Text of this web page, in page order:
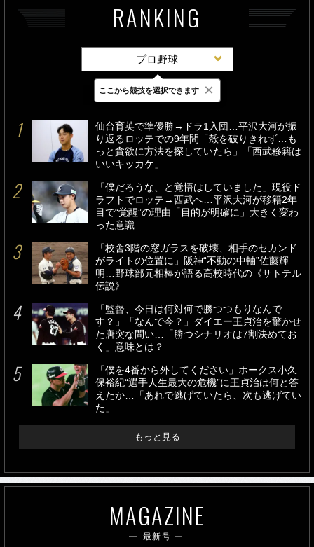
RANKING
プロ野球
最新 24時間 週間
仙台育英で準優勝→ドラ1入団…平沢大河が振
り返るロッテでの9年間「殻を破りきれず…も
っと貪欲に方法を探していたら」「西武移籍は
いいキッカケ」
「僕だろうな、と覚悟はしていました」現役ド
ラフトでロッテ→西武へ…平沢大河が移籍2年
目で“覚醒”の理由「目的が明確に」大きく変わ
った意識
「校舎3階の窓ガラスを破壊、相手のセカンド
がライトの位置に」阪神“不動の中軸”佐藤輝
明…野球部元相棒が語る高校時代の《サトテル
伝説》
「監督、今日は何対何で勝つつもりなんで
す？」「なんで今？」ダイエー王貞治を驚かせ
た唐突な問い…「勝つシナリオは7割決めてお
く」意味とは？
「僕を4番から外してください」ホークス小久
保裕紀“選手人生最大の危機”に王貞治は何と答
えたか…「あれで逃げていたら、次も逃げてい
た」
もっと見る
MAGAZINE
最新号
ここから競技を選択できます ×